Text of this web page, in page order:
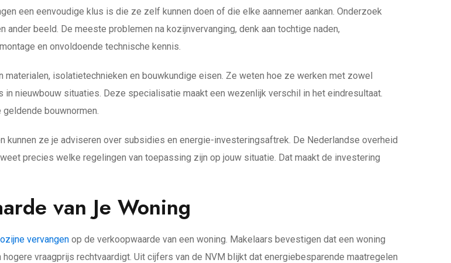
een eenvoudige klus is die ze zelf kunnen doen of die elke aannemer aankan. Onderzoek
beeld. De meeste problemen na kozijnvervanging, denk aan tochtige naden,
en onvoldoende technische kennis.
isolatietechnieken en bouwkundige eisen. Ze weten hoe ze werken met zowel
nieuwbouw situaties. Deze specialisatie maakt een wezenlijk verschil in het eindresultaat.
bouwnormen.
ze je adviseren over subsidies en energie-investeringsaftrek. De Nederlandse overheid
precies welke regelingen van toepassing zijn op jouw situatie. Dat maakt de investering
van Je Woning
vervangen op de verkoopwaarde van een woning. Makelaars bevestigen dat een woning
vraagprijs rechtvaardigt. Uit cijfers van de NVM blijkt dat energiebesparende maatregelen